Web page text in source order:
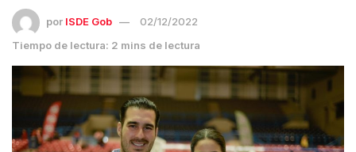
por ISDE Gob
02/12/2022
Tiempo de lectura: 2 mins de lectura